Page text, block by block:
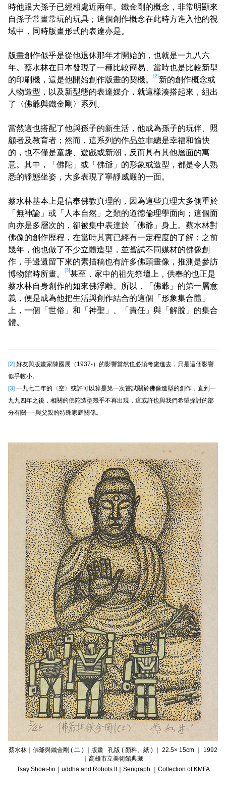
時他跟大孫子已經相處近兩年。鐵金剛的概念，非常明顯來
自孫子常畫常玩的玩具；這個創作概念在此時方進入他的視
域中，同時版畫形式的表達亦是。
版畫創作似乎是從他退休那年才開始的，也就是一九八六
年。蔡水林在日本發現了一種比較簡易、當時也是比較新型
的印刷機，這是他開始創作版畫的契機。
[2] 新的創作概念或
人物造型，以及新型態的表達媒介，就這樣湊搭起來，組出
了〈佛爺與鐵金剛〉系列。
當然這也搭配了他與孫子的新生活，他成為孫子的玩伴、照
顧者及教育者；然而，這系列的作品並非總是幸福和愉快
的，也不僅是童趣、遊戲或新潮，反而具有其他層面的寓
意。其中，「佛陀」或「佛爺」的形象或造型，都是令人熟
悉的靜態坐姿，大多表現了寧靜威嚴的一面。
蔡水林基本上是信奉佛教真理的，因為這些真理大多側重於
「無神論」或「人本自然」之類的道德倫理學面向；這個面
向亦是多層次的，卻被集中表達於「佛爺」身上。蔡水林對
佛像的創作歷程，在當時其實已經有一定程度的了解；之前
幾年，他也做了不少立體造型，並嘗試不同媒材的佛像創
作，手邊遺留下來的素描稿也有許多佛頭畫像，推測是參訪
博物館時所畫。
[3] 甚至，家中的祖先祭壇上，供奉的也正是
蔡水林自身創作的如來佛浮雕。所以，「佛爺」的第一層意
義，便是成為他把生活與創作結合的這個「形象集合體」
上，一個「世俗」和「神聖」、「責任」與「解脫」的集合
體。
[2] 好友與版畫家陳國展（1937-）的影響當然也必須考慮進去，只是這個影響
似乎較小。
[3] 一九七二年的〈空〉或許可以算是第一次嘗試關於佛像造型的創作，直到一
九九四年之後，相關的佛陀造型幾乎不再出現，這或許也與我們希望探討的部
分有關──與父親的特殊家庭關係。
蔡水林｜佛爺與鐵金剛 ( 二 ) ｜版畫 孔版 ( 顏料、紙 ) ｜ 22.5× 15cm ｜ 1992
｜高雄市立美術館典藏
Tsay Shoei-lin｜uddha and Robots II｜Serigraph ｜Collection of KMFA